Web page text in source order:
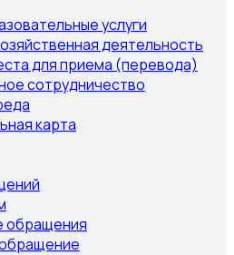
услуги
деятельность
для приема (перевода)
сотрудничество
карта
обращения